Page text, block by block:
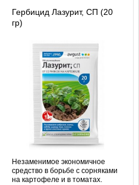
Гербицид Лазурит, СП (20
гр)
Незаменимое экономичное
средство в борьбе с сорняками
на картофеле и в томатах.